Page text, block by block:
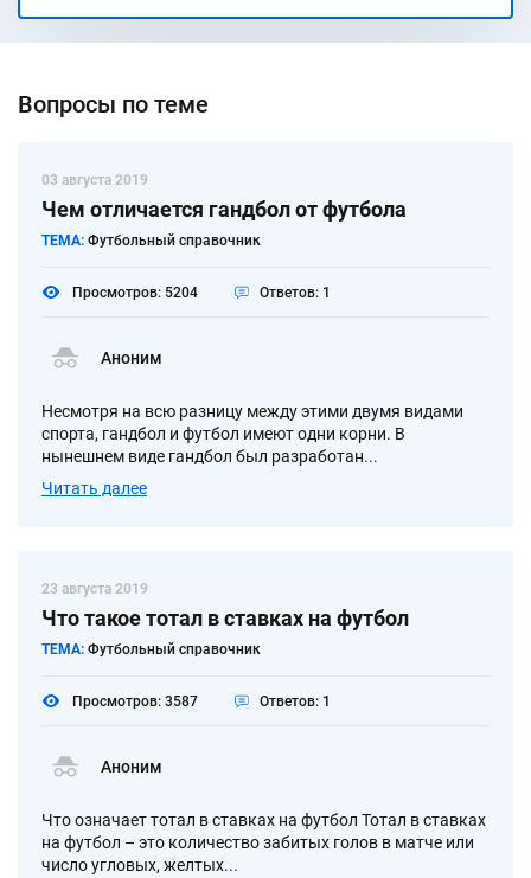
Вопросы по теме
03 августа 2019
Чем отличается гандбол от футбола
ТЕМА: Футбольный справочник
Просмотров: 5204 Ответов: 1
Аноним
Несмотря на всю разницу между этими двумя видами
спорта, гандбол и футбол имеют одни корни. В
нынешнем виде гандбол был разработан...
Читать далее
23 августа 2019
Что такое тотал в ставках на футбол
ТЕМА: Футбольный справочник
Просмотров: 3587 Ответов: 1
Аноним
Что означает тотал в ставках на футбол Тотал в ставках
на футбол – это количество забитых голов в матче или
число угловых, желтых...